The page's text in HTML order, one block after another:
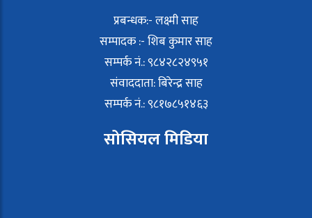
प्रबन्धक:- लक्ष्मी साह
सम्पादक :- शिब कुमार साह
सम्पर्क नं.: ९८४२८२४९५१
संवाददाता: बिरेन्द्र साह
सम्पर्क नं.: ९८१७८५१४६३
सोसियल मिडिया